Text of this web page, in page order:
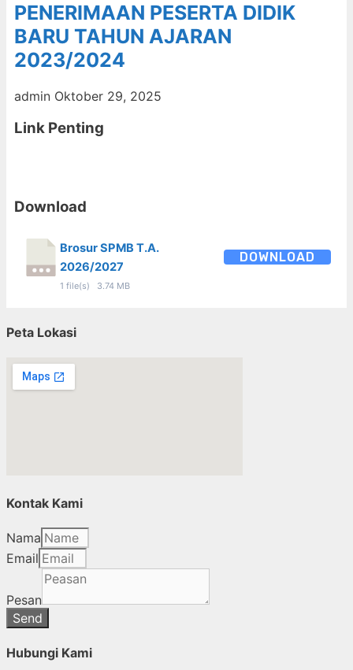
PENERIMAAN PESERTA DIDIK
BARU TAHUN AJARAN
2023/2024
admin Oktober 29, 2025
Link Penting
Download
Brosur SPMB T.A.
2026/2027
1 file(s) 3.74 MB
DOWNLOAD
Peta Lokasi
Kontak Kami
Nama
Email
Pesan
Send
Hubungi Kami